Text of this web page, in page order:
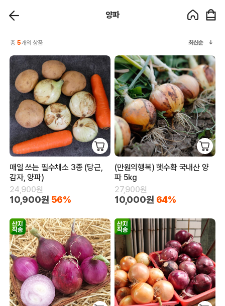
양파
총 5개의 상품 최신순
매일 쓰는 필수채소 3종 (당근,
감자, 양파)
24,900원
10,900원 56%
(만원의행복) 햇수확 국내산 양
파 5kg
27,900원
10,000원 64%